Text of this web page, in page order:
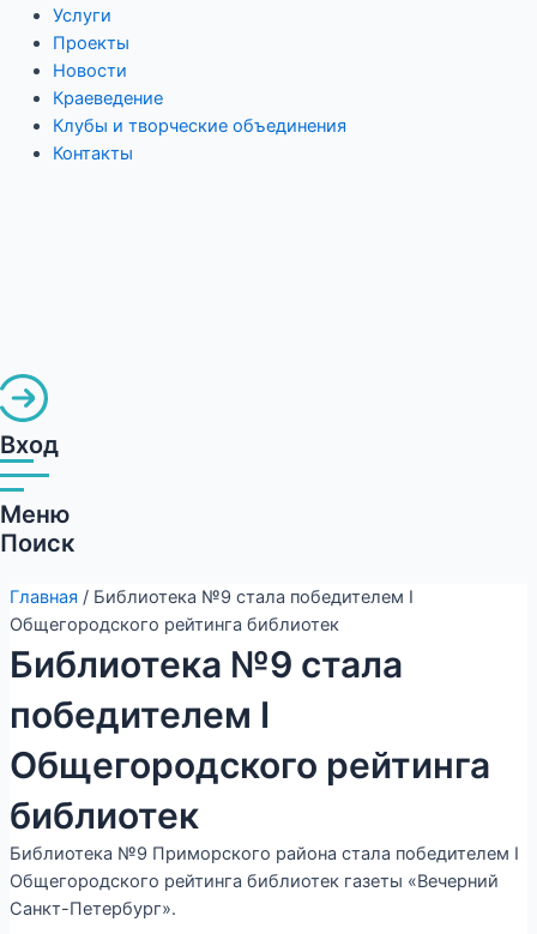
Услуги
Проекты
Новости
Краеведение
Клубы и творческие объединения
Контакты
Вход
Меню
Поиск
Главная / Библиотека №9 стала победителем I
Общегородского рейтинга библиотек
Библиотека №9 стала
победителем I
Общегородского рейтинга
библиотек
Библиотека №9 Приморского района стала победителем I
Общегородского рейтинга библиотек газеты «Вечерний
Санкт-Петербург».